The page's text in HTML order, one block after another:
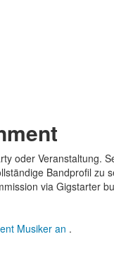
oder Veranstaltung.
Bandprofil zu
via Gigstarter
Musiker an .